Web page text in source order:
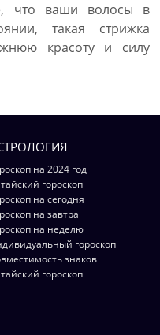
что ваши волосы в
такая стрижка
красоту и силу
на 2024 год
гороскоп
на сегодня
на завтра
на неделю
гороскоп
знаков
гороскоп